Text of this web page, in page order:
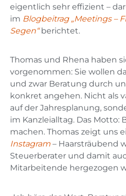
eigentlich sehr effizient –
im Blogbeitrag „Meetings –
Segen“berichtet.
Thomas und Rhena haben
vorgenommen: Sie wollen
und zwar Beratung durch
konkret angehen. Nicht als
auf der Jahresplanung,
im Kanzleialltag. Das Motto:
machen. Thomas zeigt uns
Instagram – Haarsträubend
Steuerberater und damit
Mitarbeitende hergezogen